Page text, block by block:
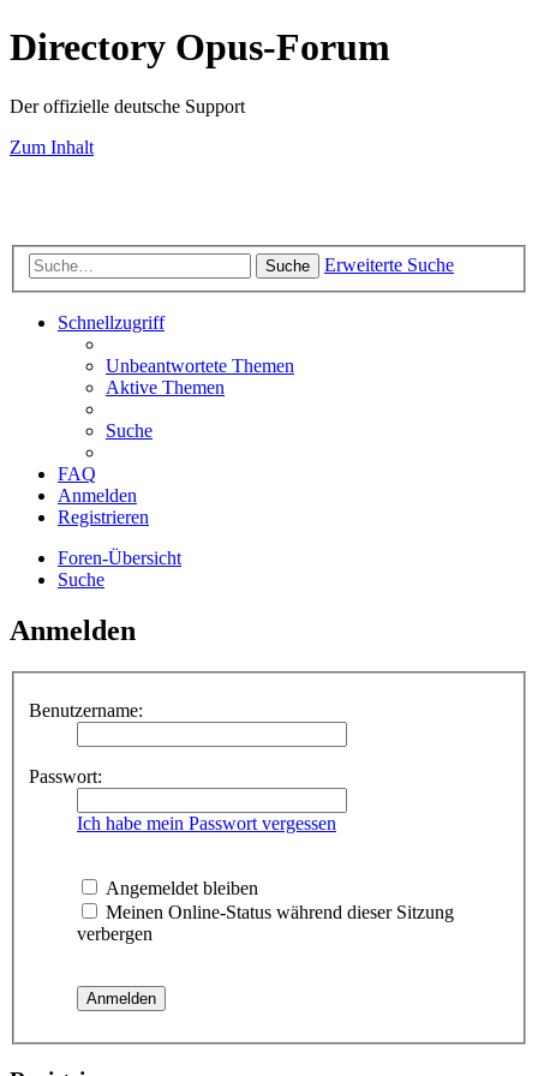
Directory Opus-Forum
Der offizielle deutsche Support
Zum Inhalt
Suche Erweiterte Suche
Schnellzugriff
Unbeantwortete Themen
Aktive Themen
Suche
FAQ
Anmelden
Registrieren
Foren-Übersicht
Suche
Anmelden
Benutzername:
Passwort:
Ich habe mein Passwort vergessen
Angemeldet bleiben
Meinen Online-Status während dieser Sitzung
verbergen